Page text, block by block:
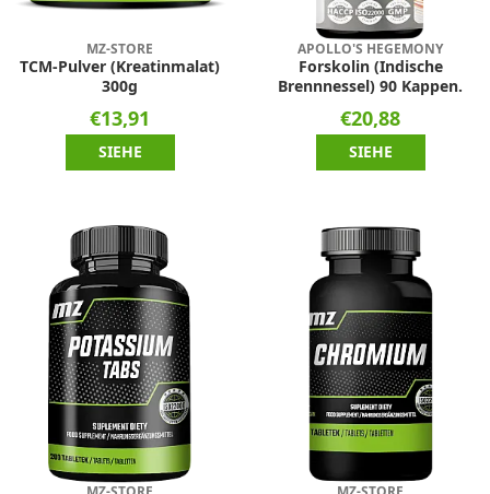
MZ-STORE
TCM-Pulver (Kreatinmalat)
300g
€13,91
SIEHE
APOLLO'S HEGEMONY
Forskolin (Indische
Brennnessel) 90 Kappen.
€20,88
SIEHE
MZ-STORE MZ-STORE